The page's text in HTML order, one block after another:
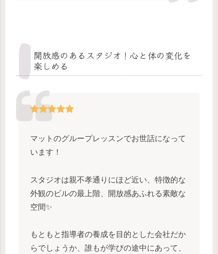
開放感のあるスタジオ！心と体の変化を
楽しめる
マットのグループレッスンでお世話になって
います！
スタジオは親不孝通りにほど近い、特徴的な
外観のビルの最上階、開放感あふれる素敵な
空間✨️
もともと指導者の養成を目的とした会社だか
らでしょうか、誰もが学びの途中にあって、